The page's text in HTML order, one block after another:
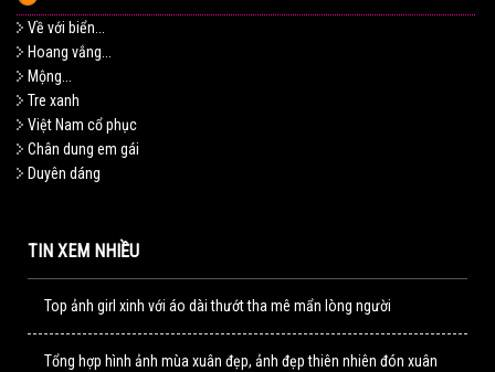
Về với biển...
Hoang vắng...
Mộng...
Tre xanh
Việt Nam cổ phục
Chân dung em gái
Duyên dáng
TIN XEM NHIỀU
Top ảnh girl xinh với áo dài thướt tha mê mẩn lòng người
Tổng hợp hình ảnh mùa xuân đẹp, ảnh đẹp thiên nhiên đón xuân